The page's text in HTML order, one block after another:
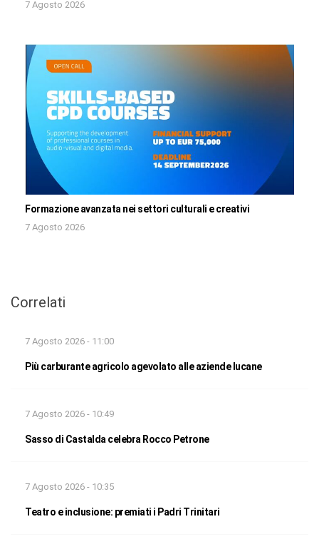
7 Agosto 2026
Formazione avanzata nei settori culturali e creativi
7 Agosto 2026
Correlati
7 Agosto 2026 - 11:00
Più carburante agricolo agevolato alle aziende lucane
7 Agosto 2026 - 10:49
Sasso di Castalda celebra Rocco Petrone
7 Agosto 2026 - 10:35
Teatro e inclusione: premiati i Padri Trinitari